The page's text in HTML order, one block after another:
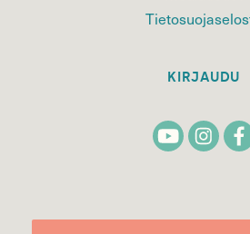
KIRJAUDU